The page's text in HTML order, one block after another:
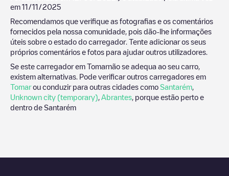
em 11/11/2025
Recomendamos que verifique as fotografias e os comentários
fornecidos pela nossa comunidade, pois dão-lhe informações
úteis sobre o estado do carregador. Tente adicionar os seus
próprios comentários e fotos para ajudar outros utilizadores.
Se este carregador em Tomarnão se adequa ao seu carro,
existem alternativas. Pode verificar outros carregadores em
Tomarou conduzir para outras cidades como Santarém
Unknown city (temporary) Abrantes , porque estão perto e
dentro de Santarém